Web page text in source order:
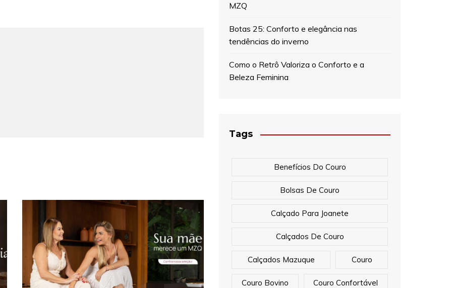
MZQ
Botas 25: Conforto e elegância nas
tendências do inverno
Como o Retrô Valoriza o Conforto e a
Beleza Feminina
Tags
Benefícios Do Couro
Bolsas De Couro
Calçado Para Joanete
Calçados De Couro
Calçados Mazuque Couro
Couro Bovino Couro Confortável